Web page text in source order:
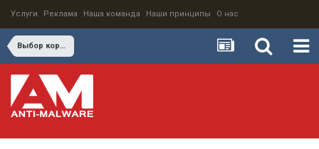
Услуги Реклама Наша команда Наши принципы О нас
Выбор корпоративных средств защиты